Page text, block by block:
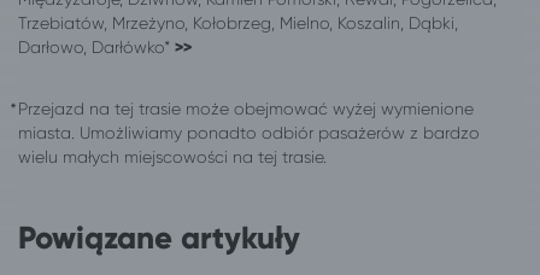
Świebodzin
Wrocław
Szczecin
Wrocław
Turek
Wrocław
Wałbrzych
Wrocław
Wałcz
Wrocław
Włocławek
Wrocław
Wrocław
Szczawno-Zdrój
Trzebiatów, Mrzeżyno, Kołobrzeg, Mielno, Koszalin, Dąbki,
Darłowo, Darłówko* >>
Przejazd na tej trasie może obejmować wyżej wymienione
miasta. Umożliwiamy ponadto odbiór pasażerów z bardzo
wielu małych miejscowości na tej trasie.
Powiązane artykuły